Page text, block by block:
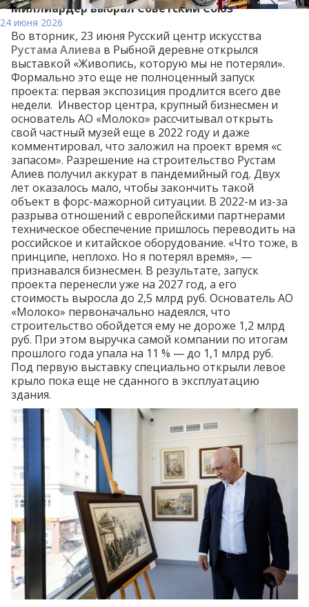
Миллиардер выбрал Советский Союз
24 июня 2026
Во вторник, 23 июня Русский центр искусства
Рустама Алиева в Рыбной деревне открылся
выставкой «Живопись, которую мы не потеряли».
Формально это еще не полноценный запуск
проекта: первая экспозиция продлится всего две
недели. Инвестор центра, крупный бизнесмен и
основатель АО «Молоко» рассчитывал открыть
свой частный музей еще в 2022 году и даже
комментировал, что заложил на проект время «с
запасом». Разрешение на строительство Рустам
Алиев получил аккурат в пандемийный год. Двух
лет оказалось мало, чтобы закончить такой
объект в форс-мажорной ситуации. В 2022-м из-за
разрыва отношений с европейскими партнерами
техническое обеспечение пришлось переводить на
российское и китайское оборудование. «Что тоже, в
принципе, неплохо. Но я потерял время», —
признавался бизнесмен. В результате, запуск
проекта перенесли уже на 2027 год, а его
стоимость выросла до 2,5 млрд руб. Основатель АО
«Молоко» первоначально надеялся, что
строительство обойдется ему не дороже 1,2 млрд
руб. При этом выручка самой компании по итогам
прошлого года упала на 11 % — до 1,1 млрд руб.
Под первую выставку специально открыли левое
крыло пока еще не сданного в эксплуатацию
здания.